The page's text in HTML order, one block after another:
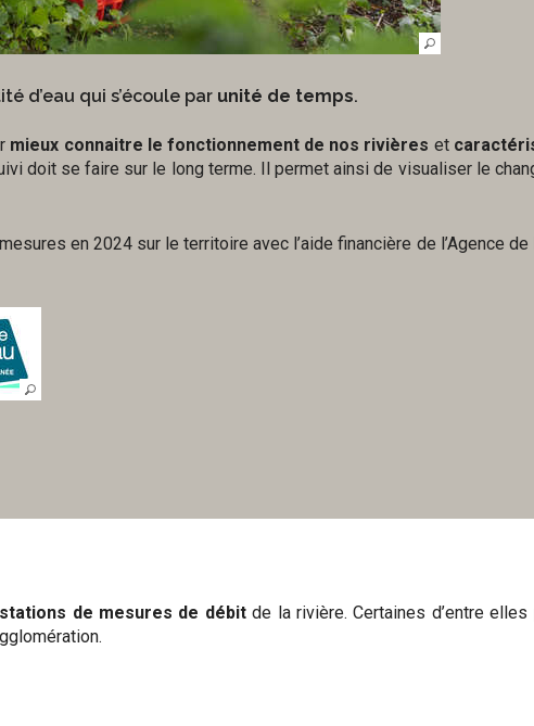
d’eau qui s’écoule par unité de temps.
mieux connaitre le fonctionnement de nos rivières et
doit se faire sur le long terme. Il permet ainsi de visualiser le
en 2024 sur le territoire avec l’aide financière de l’Agence de
de mesures de débitde la rivière. Certaines d’entre elles